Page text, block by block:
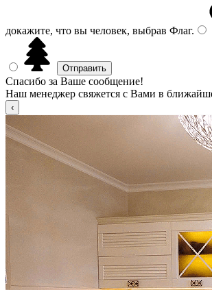
докажите, что вы человек, выбрав Флаг.
Спасибо за Ваше сообщение!
Наш менеджер свяжется с Вами в